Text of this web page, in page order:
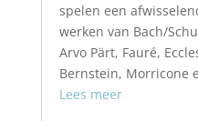
spelen een
werken van Bach/
Arvo Pärt, Fauré,
Bernstein, Morricone
Lees meer